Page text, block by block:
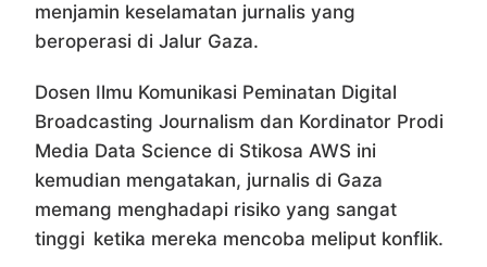
menjamin keselamatan jurnalis yang
beroperasi di Jalur Gaza.
Dosen Ilmu Komunikasi Peminatan Digital
Broadcasting Journalism dan Kordinator Prodi
Media Data Science di Stikosa AWS ini
kemudian mengatakan, jurnalis di Gaza
memang menghadapi risiko yang sangat
tinggi ketika mereka mencoba meliput konflik.